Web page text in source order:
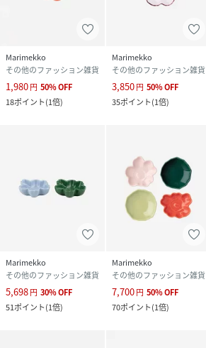
Marimekko
その他のファッション雑貨
1,980円 50%OFF
18ポイント(1倍)
Marimekko
その他のファッション雑貨
3,850円 50%OFF
35ポイント(1倍)
Marimekko
その他のファッション雑貨
5,698円 30%OFF
51ポイント(1倍)
Marimekko
その他のファッション雑貨
7,700円 50%OFF
70ポイント(1倍)